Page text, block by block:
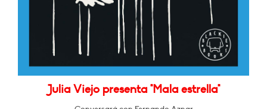
Julia Viejo presenta "Mala estrella"